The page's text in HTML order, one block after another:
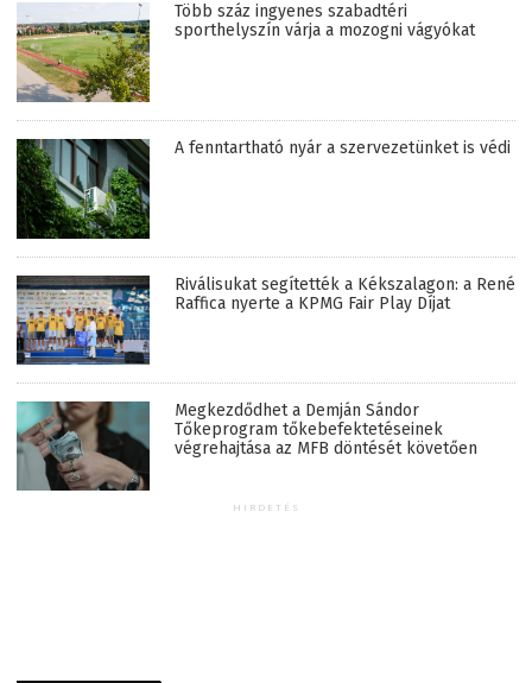
Több száz ingyenes szabadtéri
sporthelyszín várja a mozogni vágyókat
A fenntartható nyár a szervezetünket is védi
Riválisukat segítették a Kékszalagon: a René
Raffica nyerte a KPMG Fair Play Díjat
Megkezdődhet a Demján Sándor
Tőkeprogram tőkebefektetéseinek
végrehajtása az MFB döntését követően
HIRDETÉS